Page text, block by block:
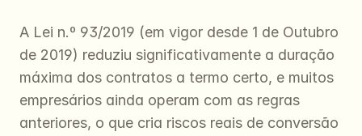
A Lei n.º 93/2019 (em vigor desde 1 de Outubro
de 2019) reduziu significativamente a duração
máxima dos contratos a termo certo, e muitos
empresários ainda operam com as regras
anteriores, o que cria riscos reais de conversão